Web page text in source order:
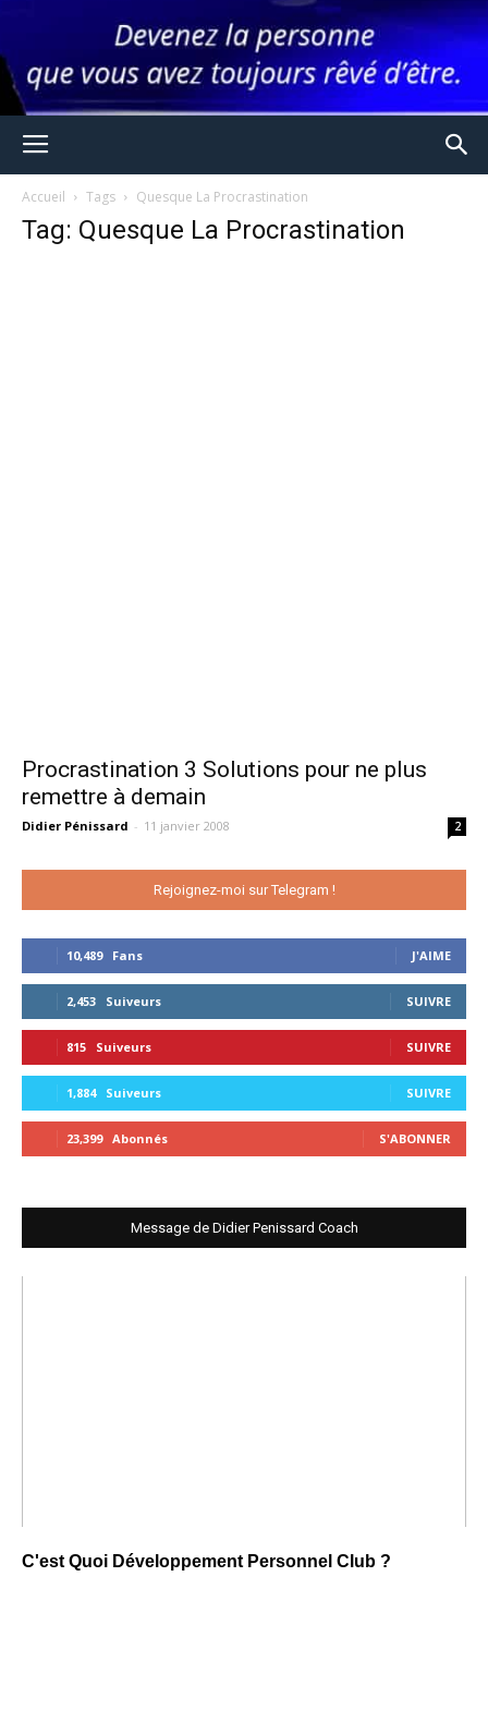
Accueil Tags Quesque La Procrastination
Tag: Quesque La Procrastination
Procrastination 3 Solutions pour ne plus
remettre à demain
Didier Pénissard - 11 janvier 2008 2
Rejoignez-moi sur Telegram !
10,489 Fans J'AIME
2,453 Suiveurs SUIVRE
815 Suiveurs SUIVRE
1,884 Suiveurs SUIVRE
23,399 Abonnés S'ABONNER
Message de Didier Penissard Coach
C'est Quoi Développement Personnel Club ?